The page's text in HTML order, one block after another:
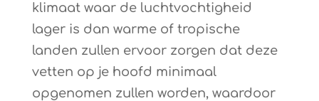
klimaat waar de luchtvochtigheid
lager is dan warme of tropische
landen zullen ervoor zorgen dat deze
vetten op je hoofd minimaal
opgenomen zullen worden, waardoor